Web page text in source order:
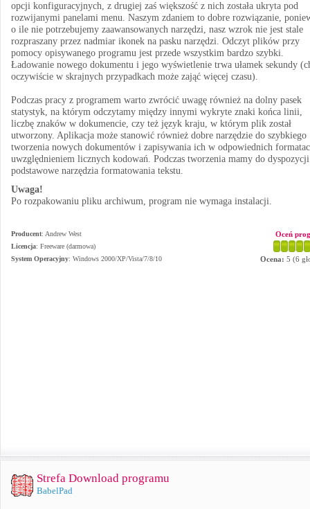
opcji konfiguracyjnych, z drugiej zaś większość z nich została ukryta pod
rozwijanymi panelami menu. Naszym zdaniem to dobre rozwiązanie,
o ile nie potrzebujemy zaawansowanych narzędzi, nasz wzrok nie jest stale
rozpraszany przez nadmiar ikonek na pasku narzędzi. Odczyt plików przy
pomocy opisywanego programu jest przede wszystkim bardzo szybki.
Ładowanie nowego dokumentu i jego wyświetlenie trwa ułamek sekundy
oczywiście w skrajnych przypadkach może zająć więcej czasu).
Podczas pracy z programem warto zwrócić uwagę również na dolny pasek
statystyk, na którym odczytamy między innymi wykryte znaki końca linii,
liczbę znaków w dokumencie, czy też język kraju, w którym plik został
utworzony. Aplikacja może stanowić również dobre narzędzie do szybkiego
tworzenia nowych dokumentów i zapisywania ich w odpowiednich
uwzględnieniem licznych kodowań. Podczas tworzenia mamy do dyspozycji
podstawowe narzędzia formatowania tekstu.
Uwaga!
Po rozpakowaniu pliku archiwum, program nie wymaga instalacji.
Producent: Andrew West
Licencja: Freeware (darmowa)
System Operacyjny: Windows 2000/XP/Vista/7/8/10
Oceń
Ocena: 5 (6
Strefa Download programu
BabelPad